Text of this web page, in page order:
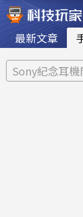
最新文章
Sony紀念耳機